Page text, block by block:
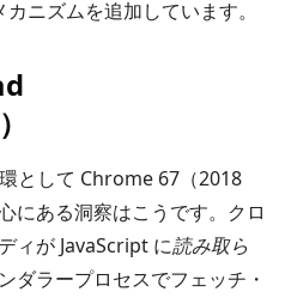
ニズムを追加しています。
として Chrome 67（2018
にある洞察はこうです。クロ
ィが JavaScript に読み取ら
ダラープロセスでフェッチ・